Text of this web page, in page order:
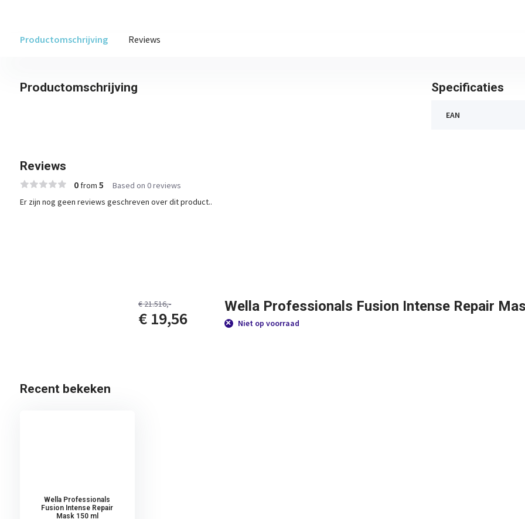
Productomschrijving Reviews
Productomschrijving Specificaties
EAN
Reviews
0from 5 Based on 0 reviews
Er zijn nog geen reviews geschreven over dit product..
€ 21.516,-
€ 19,56
Wella Professionals Fusion Intense Repair
Niet op voorraad
Recent bekeken
Wella Professionals
Fusion Intense Repair
Mask 150 ml